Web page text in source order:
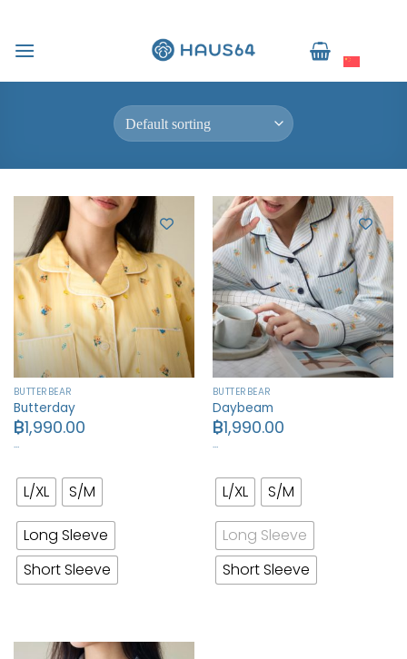
容
/
BUTTERBEAR
Butterday
฿1,990.00
…
L/XL S/M
Long Sleeve
Short Sleeve
BUTTERBEAR
Daybeam
฿1,990.00
…
L/XL S/M
Long Sleeve
Short Sleeve